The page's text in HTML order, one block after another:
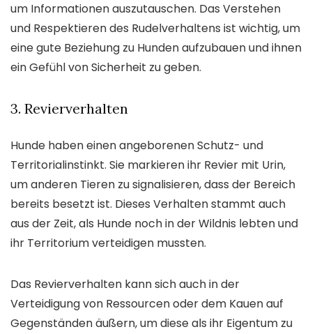
um Informationen auszutauschen. Das Verstehen
und Respektieren des Rudelverhaltens ist wichtig, um
eine gute Beziehung zu Hunden aufzubauen und ihnen
ein Gefühl von Sicherheit zu geben.
3. Revierverhalten
Hunde haben einen angeborenen Schutz- und
Territorialinstinkt. Sie markieren ihr Revier mit Urin,
um anderen Tieren zu signalisieren, dass der Bereich
bereits besetzt ist. Dieses Verhalten stammt auch
aus der Zeit, als Hunde noch in der Wildnis lebten und
ihr Territorium verteidigen mussten.
Das Revierverhalten kann sich auch in der
Verteidigung von Ressourcen oder dem Kauen auf
Gegenständen äußern, um diese als ihr Eigentum zu